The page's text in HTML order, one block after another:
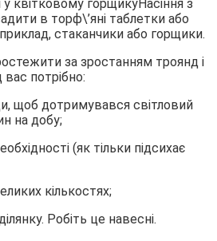
квітковому горщикуНасіння з
в торф\’яні таблетки або
стаканчики або горщики.
за зростанням троянд і
потрібно:
щоб дотримувався світловий
на добу;
(як тільки підсихає
кількостях;
Робіть це навесні.